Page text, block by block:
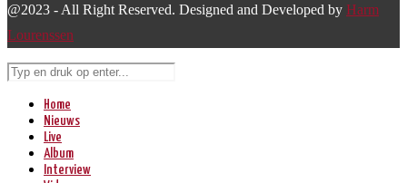
@2023 - All Right Reserved. Designed and Developed by Harm
Lourenssen
Home
Nieuws
Live
Album
Interview